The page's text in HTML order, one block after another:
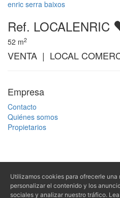
enric serra baixos
Ref. LOCALENRIC
52 m2
VENTA | LOCAL
Empresa
Contacto
Quiénes somos
Propietarios
Buscar
Buscar vivienda por referencia
Utilizamos cookies para ofrecerle
personalizar el contenido y los
sociales y analizar nuestro tráfico.